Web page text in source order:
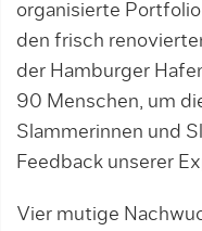
organisierte
den frisch
der Hamburger
90 Menschen, um
Slammerinnen und
Feedback unserer
Vier mutige